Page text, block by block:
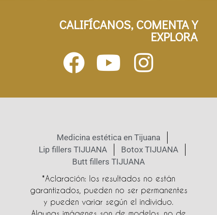
CALIFÍCANOS, COMENTA Y
EXPLORA
Medicina estética en Tijuana
Lip fillers TIJUANA
Botox TIJUANA
Butt fillers TIJUANA
*Aclaración: los resultados no están
garantizados, pueden no ser permanentes
y pueden variar según el individuo.